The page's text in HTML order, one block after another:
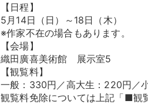
【日程】
5月14日（日）～18日（木）
※作家不在の場合もあります。
【会場】
織田廣喜美術館 展示室5
【観覧料】
一般：330円／高大生：220円／
観覧料免除については上記「■観